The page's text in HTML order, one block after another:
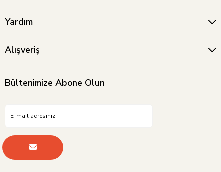
Yardım
Alışveriş
Bültenimize Abone Olun